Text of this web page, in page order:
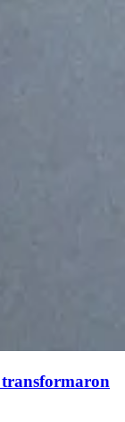
transformaron